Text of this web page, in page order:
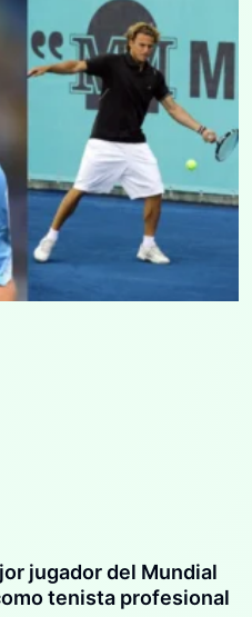
jugador del Mundial
tenista profesional